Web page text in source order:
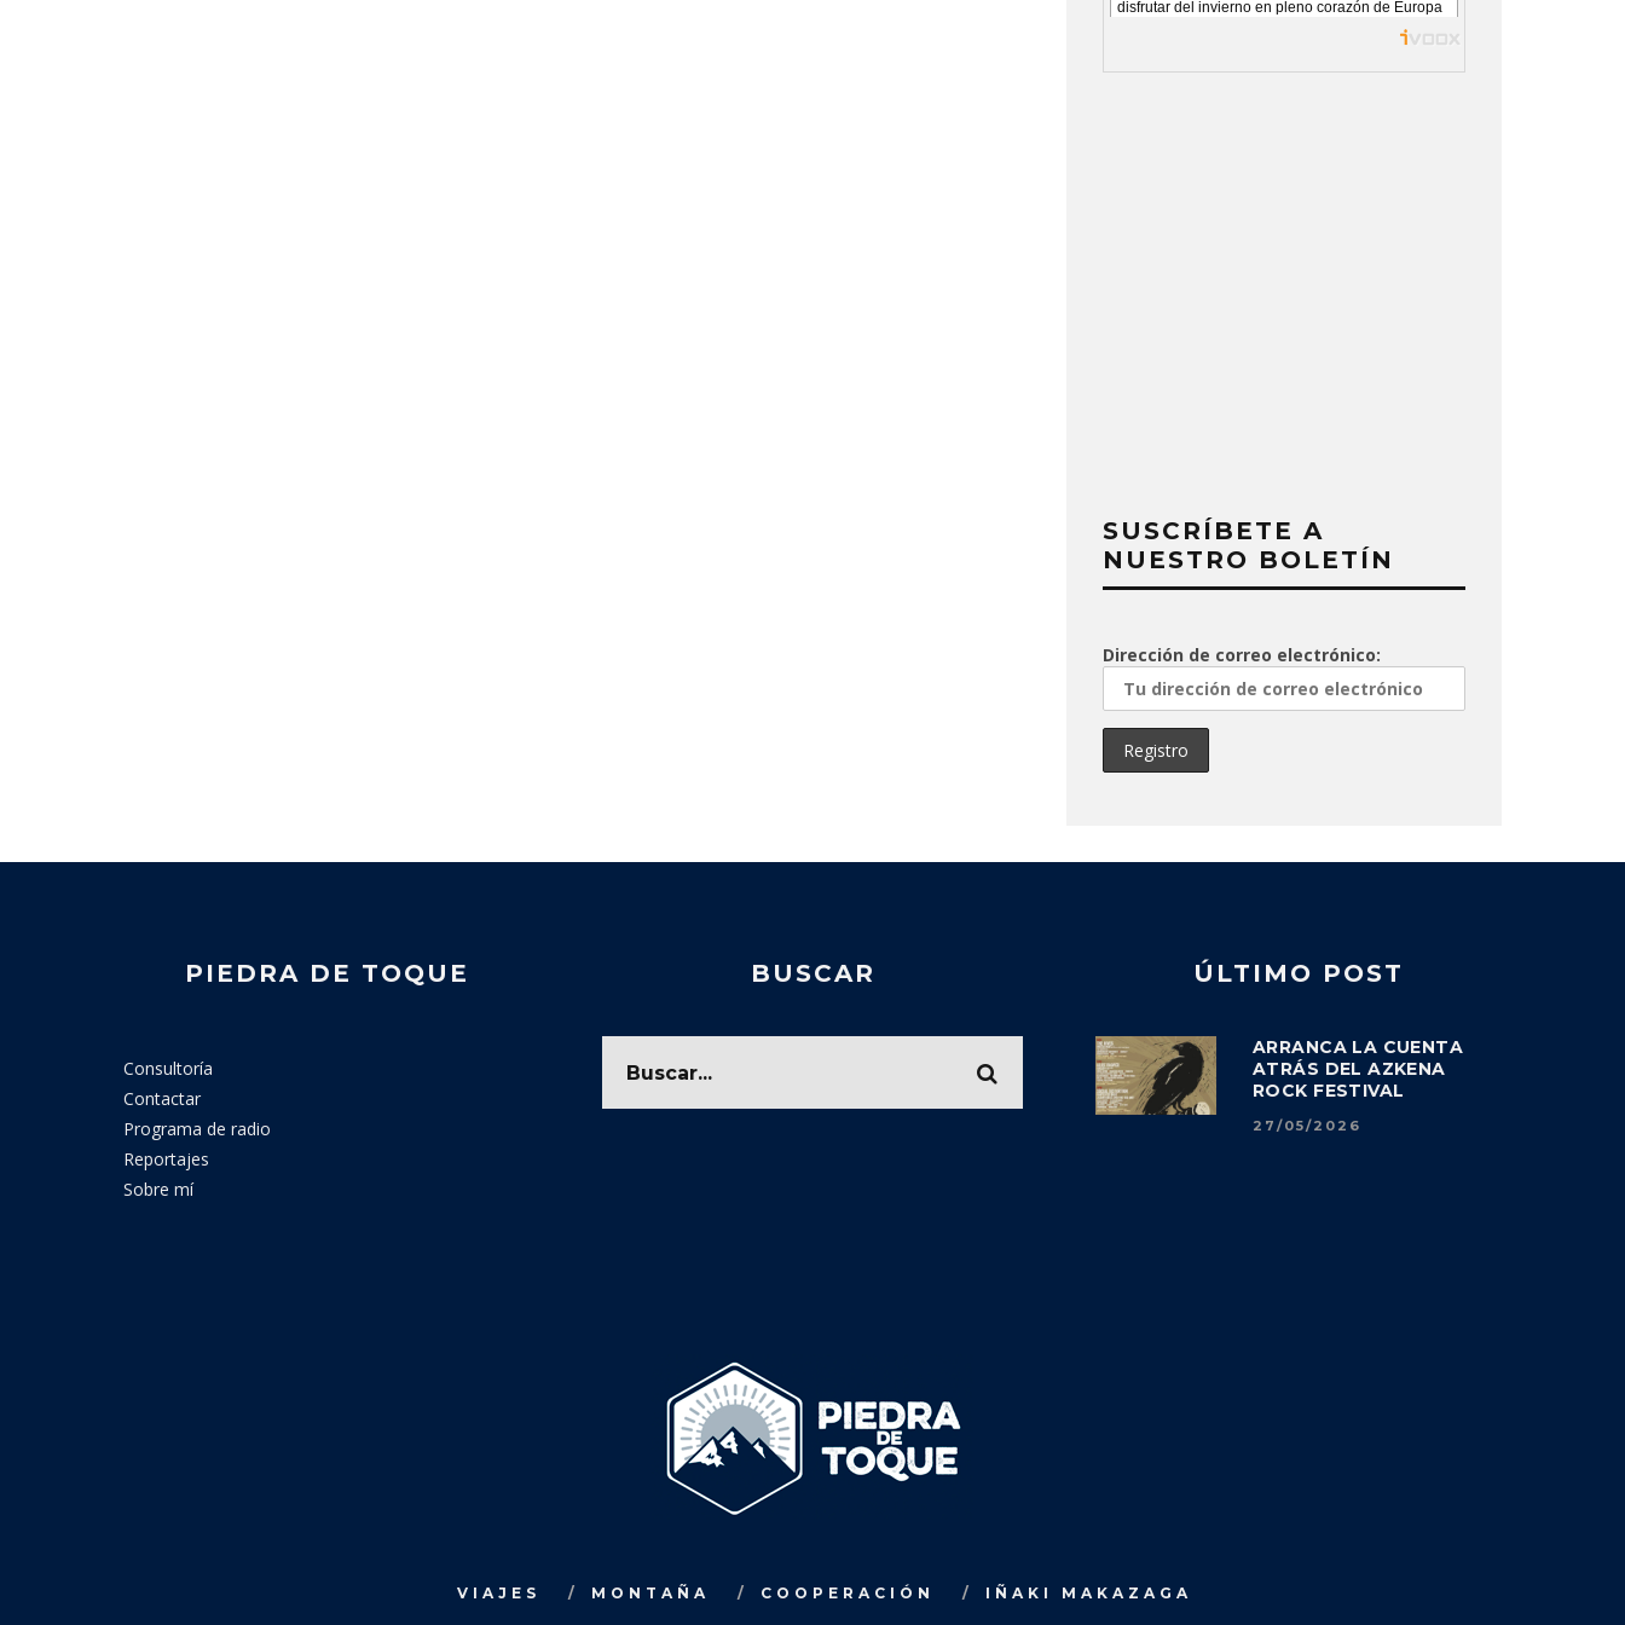
SUSCRÍBETE A
NUESTRO BOLETÍN
Dirección de correo electrónico:
PIEDRA DE TOQUE
Consultoría
Contactar
Programa de radio
Reportajes
Sobre mí
BUSCAR ÚLTIMO POST
ARRANCA LA CUENTA
ATRÁS DEL AZKENA
ROCK FESTIVAL
27/05/2026
VIAJES MONTAÑA COOPERACIÓN IÑAKI MAKAZAGA